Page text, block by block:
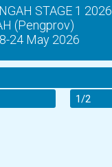
STAGE 1 2026
(Pengprov)
24 May 2026
1/2